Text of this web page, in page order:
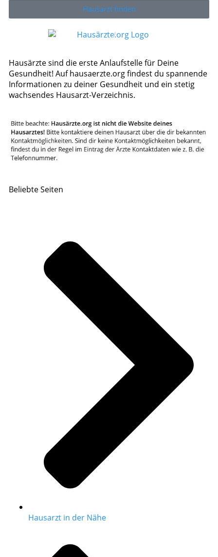
Hausarzt finden
Hausärzte sind die erste Anlaufstelle für Deine
Gesundheit! Auf hausaerzte.org findest du spannende
Informationen zu deiner Gesundheit und ein stetig
wachsendes Hausarzt-Verzeichnis.
Beliebte Seiten
Hausarzt in der Nähe